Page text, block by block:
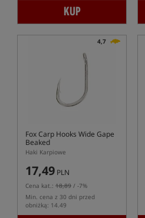
KUP
4,7
Fox Carp Hooks Wide Gape
Beaked
Haki Karpiowe
17,49 PLN
Cena kat.: 18,89 / -7%
Min. cena z 30 dni przed
obniżką: 14.49